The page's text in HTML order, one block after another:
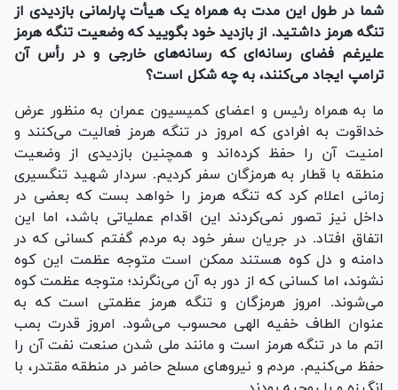
شما در طول این مدت به همراه یک هیأت پارلمانی بازدیدی از
تنگه هرمز داشتید. از بازدید خود بگویید که وضعیت تنگه هرمز
علیرغم فضای رسانه‌ای که رسانه‌های خارجی و در رأس آن
ترامپ ایجاد می‌کنند، به چه شکل است؟
ما به همراه رئیس و اعضای کمیسیون عمران به منظور عرض
خداقوت به افرادی که امروز در تنگه هرمز فعالیت می‌کنند و
امنیت آن را حفظ کرده‌اند و همچنین بازدیدی از وضعیت
منطقه با قطار به هرمزگان سفر کردیم. سردار شهید تنگسیری
زمانی اعلام کرد که تنگه هرمز را خواهد بست که بعضی در
داخل نیز تصور نمی‌کردند این اقدام عملیاتی باشد، اما این
اتفاق افتاد. در جریان سفر خود به مردم گفتم کسانی که در
دامنه و دل کوه هستند ممکن است متوجه عظمت این کوه
نشوند، اما کسانی که از دور به آن می‌نگرند؛ متوجه عظمت کوه
می‌شوند. امروز هرمزگان و تنگه هرمز عظمتی است که به
عنوان الطاف خفیه الهی محسوب می‌شود. امروز قدرت بمب
اتم ما در تنگه هرمز است و مانند ملی شدن صنعت نفت آن را
حفظ می‌کنیم. مردم و نیرو‌های مسلح حاضر در منطقه مقتدر، با